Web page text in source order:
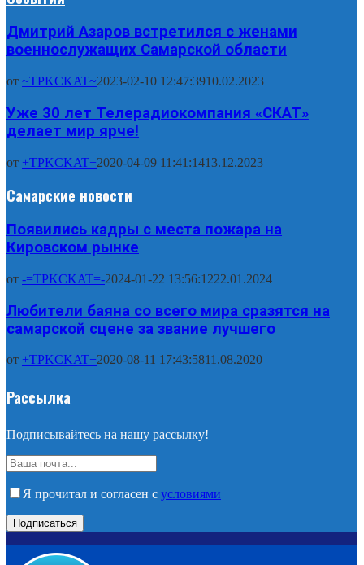
Дмитрий Азаров встретился с женами
военнослужащих Самарской области
от ~TPKCKAT~2023-02-10 12:47:3910.02.2023
Уже 30 лет Телерадиокомпания «СКАТ»
делает мир ярче!
от +TPKCKAT+2020-04-09 11:41:1413.12.2023
Самарские новости
Появились кадры с места пожара на
Кировском рынке
от -=TPKCKAT=-2024-01-22 13:56:1222.01.2024
Любители баяна со всего мира сразятся на
самарской сцене за звание лучшего
от +TPKCKAT+2020-08-11 17:43:5811.08.2020
Рассылка
Подписывайтесь на нашу рассылку!
Я прочитал и согласен с условиями